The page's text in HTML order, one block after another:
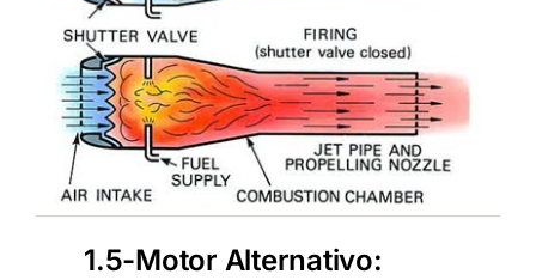
1.5-Motor Alternativo: